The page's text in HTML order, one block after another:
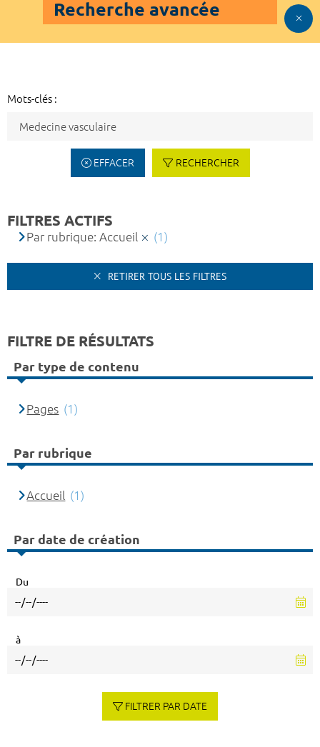
Recherche avancée
Mots-clés :
EFFACER RECHERCHER
FILTRES ACTIFS
Par rubrique: Accueil (1)
RETIRER TOUS LES FILTRES
FILTRE DE RÉSULTATS
Par type de contenu
Pages (1)
Par rubrique
Accueil (1)
Par date de création
Du
à
FILTRER PAR DATE